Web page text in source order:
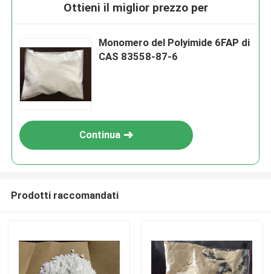
Ottieni il miglior prezzo per
Monomero del Polyimide 6FAP di
CAS 83558-87-6
Continua
Prodotti raccomandati